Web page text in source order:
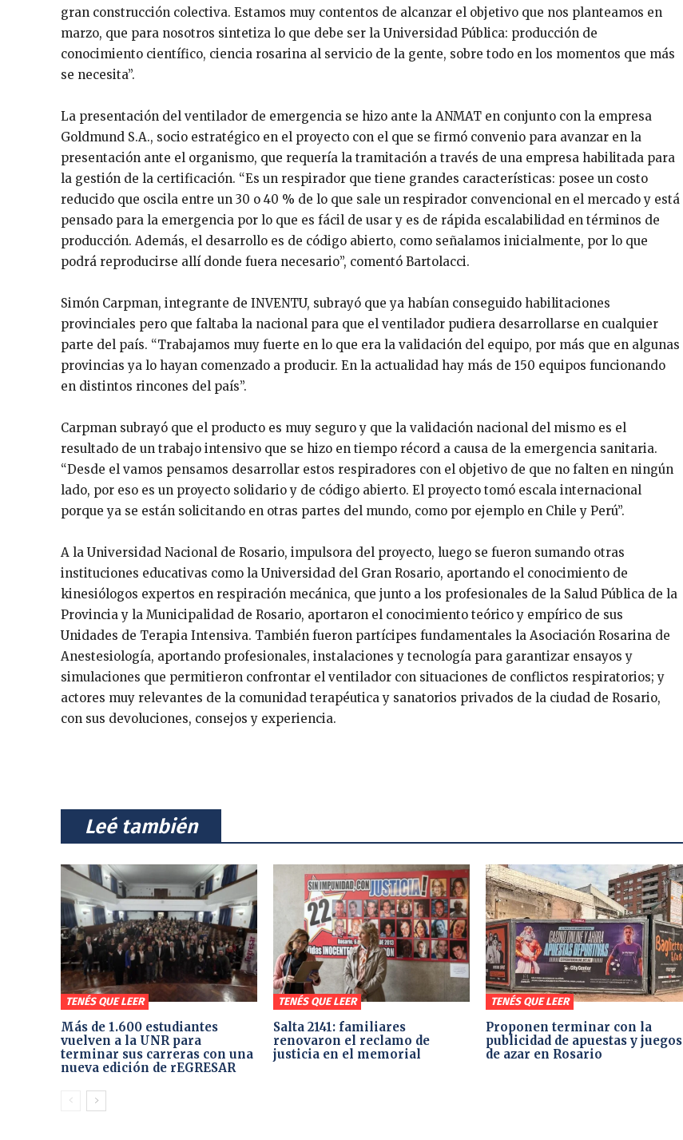
gran construcción colectiva. Estamos muy contentos de alcanzar el objetivo que nos planteamos en
marzo, que para nosotros sintetiza lo que debe ser la Universidad Pública: producción de
conocimiento científico, ciencia rosarina al servicio de la gente, sobre todo en los momentos que más
se necesita”.
La presentación del ventilador de emergencia se hizo ante la ANMAT en conjunto con la empresa
Goldmund S.A., socio estratégico en el proyecto con el que se firmó convenio para avanzar en la
presentación ante el organismo, que requería la tramitación a través de una empresa habilitada para
la gestión de la certificación. “Es un respirador que tiene grandes características: posee un costo
reducido que oscila entre un 30 o 40 % de lo que sale un respirador convencional en el mercado y está
pensado para la emergencia por lo que es fácil de usar y es de rápida escalabilidad en términos de
producción. Además, el desarrollo es de código abierto, como señalamos inicialmente, por lo que
podrá reproducirse allí donde fuera necesario”, comentó Bartolacci.
Simón Carpman, integrante de INVENTU, subrayó que ya habían conseguido habilitaciones
provinciales pero que faltaba la nacional para que el ventilador pudiera desarrollarse en cualquier
parte del país. “Trabajamos muy fuerte en lo que era la validación del equipo, por más que en algunas
provincias ya lo hayan comenzado a producir. En la actualidad hay más de 150 equipos funcionando
en distintos rincones del país”.
Carpman subrayó que el producto es muy seguro y que la validación nacional del mismo es el
resultado de un trabajo intensivo que se hizo en tiempo récord a causa de la emergencia sanitaria.
“Desde el vamos pensamos desarrollar estos respiradores con el objetivo de que no falten en ningún
lado, por eso es un proyecto solidario y de código abierto. El proyecto tomó escala internacional
porque ya se están solicitando en otras partes del mundo, como por ejemplo en Chile y Perú”.
A la Universidad Nacional de Rosario, impulsora del proyecto, luego se fueron sumando otras
instituciones educativas como la Universidad del Gran Rosario, aportando el conocimiento de
kinesiólogos expertos en respiración mecánica, que junto a los profesionales de la Salud Pública de la
Provincia y la Municipalidad de Rosario, aportaron el conocimiento teórico y empírico de sus
Unidades de Terapia Intensiva. También fueron partícipes fundamentales la Asociación Rosarina de
Anestesiología, aportando profesionales, instalaciones y tecnología para garantizar ensayos y
simulaciones que permitieron confrontar el ventilador con situaciones de conflictos respiratorios; y
actores muy relevantes de la comunidad terapéutica y sanatorios privados de la ciudad de Rosario,
con sus devoluciones, consejos y experiencia.
⠀Leé también⠀
TENÉS QUE LEER
Más de 1.600 estudiantes
vuelven a la UNR para
terminar sus carreras con una
nueva edición de rEGRESAR
TENÉS QUE LEER
Salta 2141: familiares
renovaron el reclamo de
justicia en el memorial
TENÉS QUE LEER
Proponen terminar con la
publicidad de apuestas y juegos
de azar en Rosario